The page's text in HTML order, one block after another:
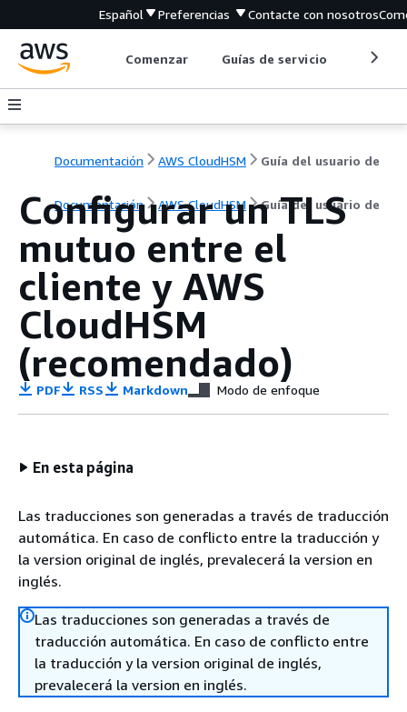
Español Preferencias Contacte con nosotros
Comenzar Guías de servicio
Documentación AWS CloudHSM Guía del usuario de
Documentación AWS CloudHSM Guía del usuario de
Configurar un TLS
mutuo entre el
cliente y AWS
CloudHSM
(recomendado)
PDF RSS Markdown Modo de enfoque
En esta página
Las traducciones son generadas a través de traducción
automática. En caso de conflicto entre la traducción y
la version original de inglés, prevalecerá la version en
inglés.
Las traducciones son generadas a través de
traducción automática. En caso de conflicto entre
la traducción y la version original de inglés,
prevalecerá la version en inglés.